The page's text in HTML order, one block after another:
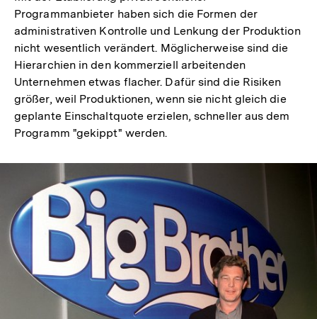
Programmanbieter haben sich die Formen der
administrativen Kontrolle und Lenkung der Produktion
nicht wesentlich verändert. Möglicherweise sind die
Hierarchien in den kommerziell arbeitenden
Unternehmen etwas flacher. Dafür sind die Risiken
größer, weil Produktionen, wenn sie nicht gleich die
geplante Einschaltquote erzielen, schneller aus dem
Programm "gekippt" werden.
In
Lightbox
öffnen